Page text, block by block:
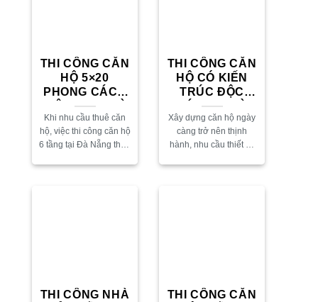
THI CÔNG CĂN
HỘ 5×20
PHONG CÁCH
HIỆN ĐẠI – ĐÀ
NẴNG
Khi nhu cầu thuê căn
hộ, việc thi công căn hộ
6 tầng tại Đà Nẵng theo
THI CÔNG CĂN
HỘ CÓ KIẾN
TRÚC ĐỘC
ĐÁO TẠI ĐÀ
NẴNG
Xây dựng căn hộ ngày
càng trở nên thịnh
hành, nhu cầu thiết kế
THI CÔNG NHÀ
THI CÔNG CĂN